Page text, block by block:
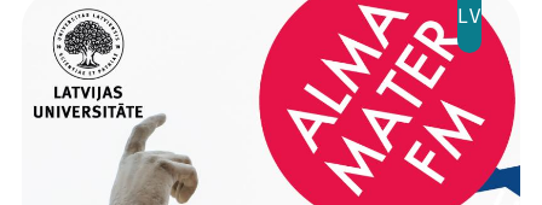
Mana programma
Festivāls
Programma
LV